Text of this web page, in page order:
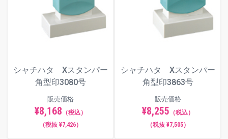
シャチハタ Xスタンパー
角型印3080号
販売価格
¥8,168 （税込）
（税抜 ¥7,426）
シャチハタ Xスタンパー
角型印3863号
販売価格
¥8,255 （税込）
（税抜 ¥7,505）